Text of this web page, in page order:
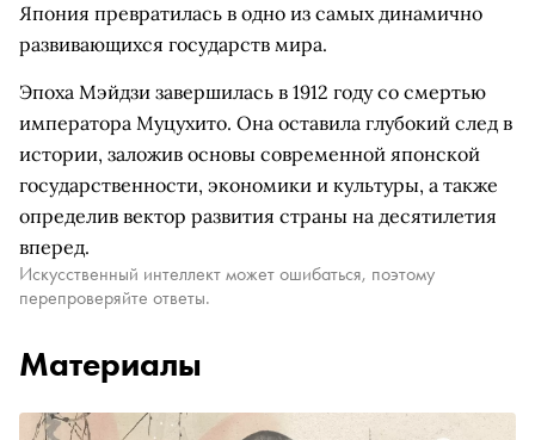
Япония превратилась в одно из самых динамично
развивающихся государств мира.
Эпоха Мэйдзи завершилась в 1912 году со смертью
императора Муцухито. Она оставила глубокий след в
истории, заложив основы современной японской
государственности, экономики и культуры, а также
определив вектор развития страны на десятилетия
вперед.
Искусственный интеллект может ошибаться, поэтому
перепроверяйте ответы.
Материалы